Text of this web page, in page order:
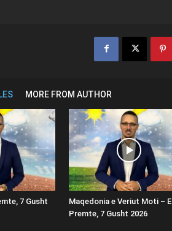
MORE FROM AUTHOR
7 Gusht
Maqedonia e Veriut Moti – E
Premte, 7 Gusht 2026